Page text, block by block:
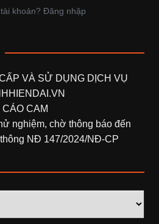
khoản? Đăng nhập
VÀ SỬ DỤNG DỊCH VỤ
CAM
nghiệm, chờ thông báo đến
NĐ 147/2024/NĐ-CP